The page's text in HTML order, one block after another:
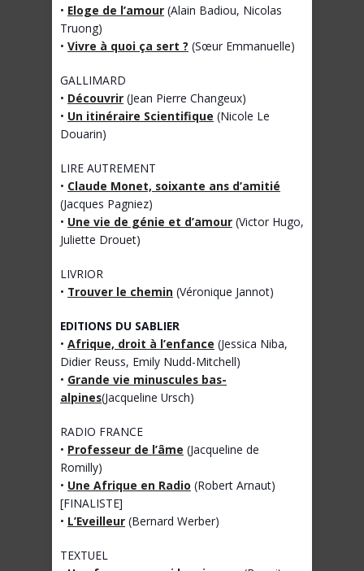
• Eloge de l’amour (Alain Badiou, Nicolas
Truong)
• Vivre à quoi ça sert ? (Sœur Emmanuelle)
GALLIMARD
• Découvrir (Jean Pierre Changeux)
• Un itinéraire Scientifique (Nicole Le
Douarin)
LIRE AUTREMENT
• Claude Monet, soixante ans d’amitié
(Jacques Pagniez)
• Une vie de génie et d’amour (Victor Hugo,
Juliette Drouet)
LIVRIOR
• Trouver le chemin (Véronique Jannot)
EDITIONS DU SABLIER
• Afrique, droit à l’enfance (Jessica Niba,
Didier Reuss, Emily Nudd-Mitchell)
• Grande vie minuscules bas-
alpines(Jacqueline Ursch)
RADIO FRANCE
• Professeur de l’âme (Jacqueline de
Romilly)
• Une Afrique en Radio (Robert Arnaut)
[FINALISTE]
• L’Eveilleur (Bernard Werber)
TEXTUEL